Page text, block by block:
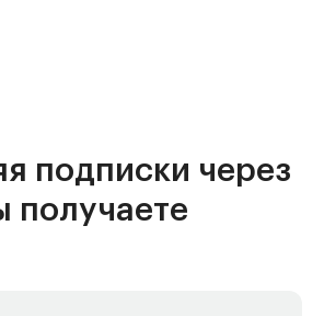
подписки через
получаете